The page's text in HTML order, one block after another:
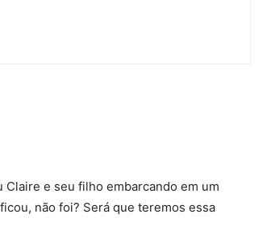
e seu filho embarcando em um
não foi? Será que teremos essa